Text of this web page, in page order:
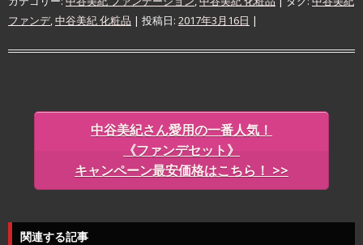
ファンデ, 中谷美紀 化粧品 | 投稿日: 2017年3月16日 |
中谷美紀さん愛用の一番人気！
《ファンデセット》
キャンペーン最安価格はこちら！ >>
関連する記事